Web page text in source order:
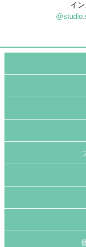
イ